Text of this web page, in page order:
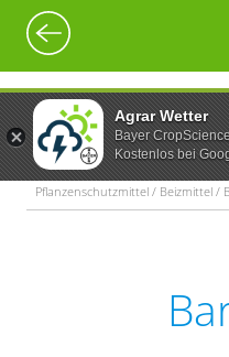
Agrar Wetter
Bayer
Kostenlos bei
Pflanzenschutzmittel / Beizmittel /